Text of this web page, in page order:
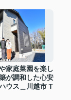
家庭菜園を楽し
が調和した心安
ウス＿川越市 T